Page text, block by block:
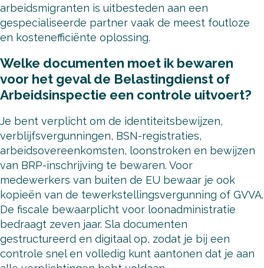
arbeidsmigranten is uitbesteden aan een
gespecialiseerde partner vaak de meest foutloze
en kostenefficiënte oplossing.
Welke documenten moet ik bewaren
voor het geval de Belastingdienst of
Arbeidsinspectie een controle uitvoert?
Je bent verplicht om de identiteitsbewijzen,
verblijfsvergunningen, BSN-registraties,
arbeidsovereenkomsten, loonstroken en bewijzen
van BRP-inschrijving te bewaren. Voor
medewerkers van buiten de EU bewaar je ook
kopieën van de tewerkstellingsvergunning of GVVA.
De fiscale bewaarplicht voor loonadministratie
bedraagt zeven jaar. Sla documenten
gestructureerd en digitaal op, zodat je bij een
controle snel en volledig kunt aantonen dat je aan